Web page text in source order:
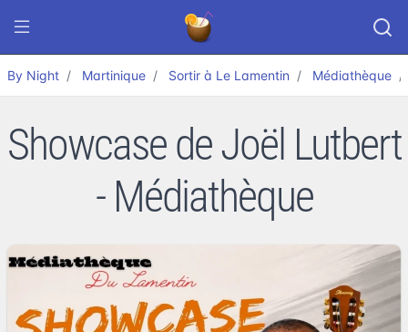
By Night Martinique Sortir à Le Lamentin Médiathèque
Showcase de Joël Lutbert
- Médiathèque